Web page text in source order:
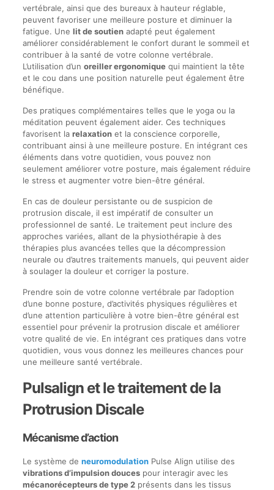
vertébrale, ainsi que des bureaux à hauteur réglable,
peuvent favoriser une meilleure posture et diminuer la
fatigue. Une lit de soutienadapté peut également
améliorer considérablement le confort durant le sommeil et
contribuer à la santé de votre colonne vertébrale.
L’utilisation d’un oreiller ergonomiquequi maintient la tête
et le cou dans une position naturelle peut également être
bénéfique.
Des pratiques complémentaires telles que le yoga ou la
méditation peuvent également aider. Ces techniques
favorisent la relaxationet la conscience corporelle,
contribuant ainsi à une meilleure posture. En intégrant ces
éléments dans votre quotidien, vous pouvez non
seulement améliorer votre posture, mais également réduire
le stress et augmenter votre bien-être général.
En cas de douleur persistante ou de suspicion de
protrusion discale, il est impératif de consulter un
professionnel de santé. Le traitement peut inclure des
approches variées, allant de la physiothérapie à des
thérapies plus avancées telles que la décompression
neurale ou d’autres traitements manuels, qui peuvent aider
à soulager la douleur et corriger la posture.
Prendre soin de votre colonne vertébrale par l’adoption
d’une bonne posture, d’activités physiques régulières et
d’une attention particulière à votre bien-être général est
essentiel pour prévenir la protrusion discale et améliorer
votre qualité de vie. En intégrant ces pratiques dans votre
quotidien, vous vous donnez les meilleures chances pour
une meilleure santé vertébrale.
Pulsalign et le traitement de la
Protrusion Discale
Mécanisme d’action
Le système de neuromodulationPulse Align utilise des
vibrations d’impulsion doucespour interagir avec les
mécanorécepteurs de type 2présents dans les tissus